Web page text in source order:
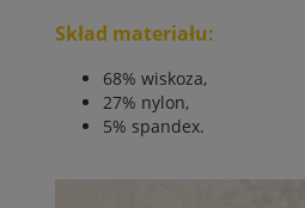
Skład materiału:
68% wiskoza,
27% nylon,
5% spandex.